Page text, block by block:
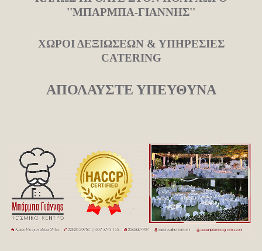
''ΜΠΑΡΜΠΑ-ΓΙΑΝΝΗΣ''
ΧΩΡΟΙ ΔΕΞΙΩΣΕΩΝ & ΥΠΗΡΕΣΙΕΣ
CATERING
ΑΠΟΛΑΥΣΤΕ ΥΠΕΥΘΥΝA